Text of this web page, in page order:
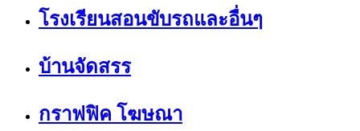
โรงเรียนสอนขับรถและอื่นๆ
บ้านจัดสรร
กราฟฟิค โฆษณา